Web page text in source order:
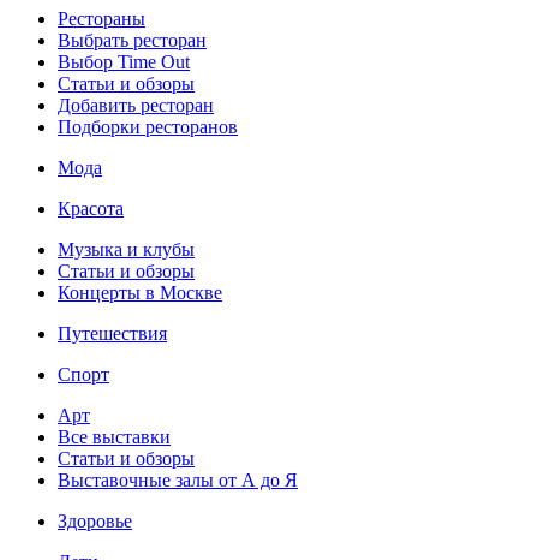
Рестораны
Выбрать ресторан
Выбор Time Out
Статьи и обзоры
Добавить ресторан
Подборки ресторанов
Мода
Красота
Музыка и клубы
Статьи и обзоры
Концерты в Москве
Путешествия
Спорт
Арт
Все выставки
Статьи и обзоры
Выставочные залы от А до Я
Здоровье